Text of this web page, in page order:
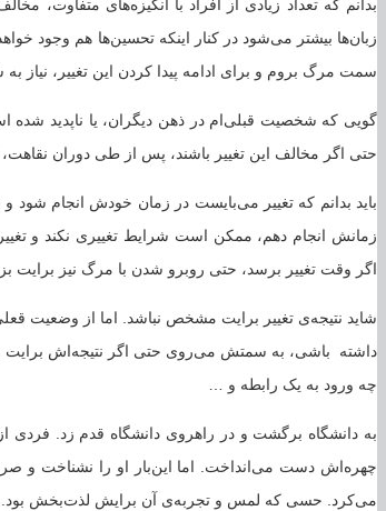
بدانم که تعداد زیادی از افراد با انگیزه‌های متفاوت،
زبان‌ها بیشتر می‌شود در کنار اینکه تحسین‌ها هم وجود
سمت مرگ بروم و برای ادامه پیدا کردن این تغییر،
گویی که شخصیت قبلی‌ام در ذهن دیگران، یا ناپدید
حتی اگر مخالف این تغییر باشند، پس از طی دوران نقاهت،
باید بدانم که تغییر می‌بایست در زمان خودش انجام شود
زمانش انجام دهم، ممکن است شرایط تغییری نکند و
اگر وقت تغییر برسد، حتی روبرو شدن با مرگ نیز برایت
شاید نتیجه‌ی تغییر برایت مشخص نباشد. اما از وضعیت
داشته باشی، به سمتش می‌روی حتی اگر نتیجه‌اش
چه ورود به یک رابطه و …
به دانشگاه برگشت و در راهروی دانشگاه قدم زد. فردی
چهره‌اش دست می‌انداخت. اما این‌بار او را نشناخت و
می‌کرد. حسی که لمس و تجربه‌ی آن برایش لذت‌بخش بود.